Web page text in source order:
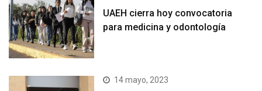
UAEH cierra hoy convocatoria
para medicina y odontología
14 mayo, 2023